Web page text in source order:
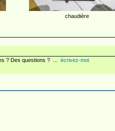
chaudière
? Des questions ? ... écrivez-moi